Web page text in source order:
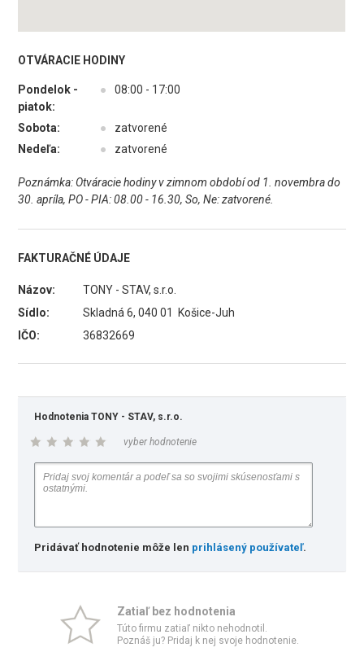
OTVÁRACIE HODINY
Pondelok -
piatok:
● 08:00 - 17:00
Sobota: ●
zatvorené
Nedeľa:
● zatvorené
Poznámka: Otváracie hodiny v zimnom období od 1. novembra do
30. apríla, PO - PIA: 08.00 - 16.30, So, Ne: zatvorené.
FAKTURAČNÉ ÚDAJE
Názov:
TONY - STAV, s.r.o.
Sídlo:
Skladná 6, 040 01 Košice-Juh
IČO:
36832669
Hodnotenia TONY - STAV, s.r.o.
vyber hodnotenie
Pridávať hodnotenie môže len prihlásený používateľ.
Zatiaľ bez hodnotenia
Túto firmu zatiaľ nikto nehodnotil.
Poznáš ju? Pridaj k nej svoje hodnotenie.